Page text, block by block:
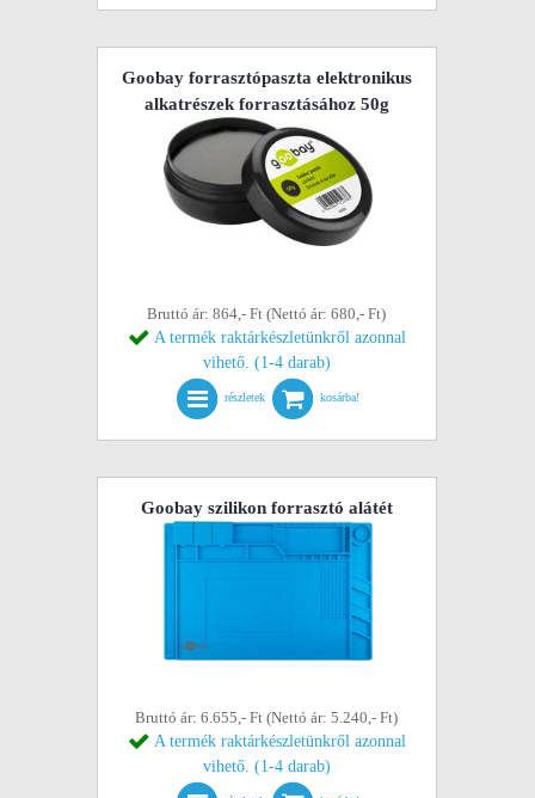
Goobay forrasztópaszta elektronikus
alkatrészek forrasztásához 50g
Bruttó ár: 864,- Ft (Nettó ár: 680,- Ft)
A termék raktárkészletünkről azonnal
vihető. (1-4 darab)
részletek kosárba!
Goobay szilikon forrasztó alátét
Bruttó ár: 6.655,- Ft (Nettó ár: 5.240,- Ft)
A termék raktárkészletünkről azonnal
vihető. (1-4 darab)